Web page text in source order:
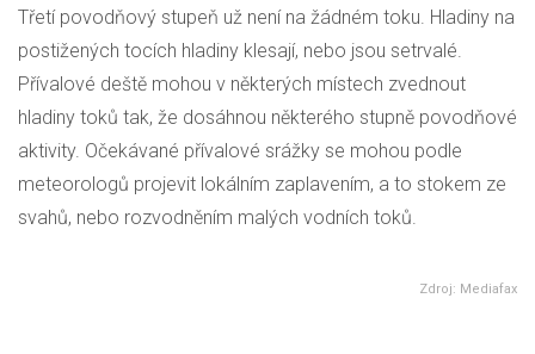
Třetí povodňový stupeň už není na žádném toku. Hladiny na
postižených tocích hladiny klesají, nebo jsou setrvalé.
Přívalové deště mohou v některých místech zvednout
hladiny toků tak, že dosáhnou některého stupně povodňové
aktivity. Očekávané přívalové srážky se mohou podle
meteorologů projevit lokálním zaplavením, a to stokem ze
svahů, nebo rozvodněním malých vodních toků.
Zdroj: Mediafax